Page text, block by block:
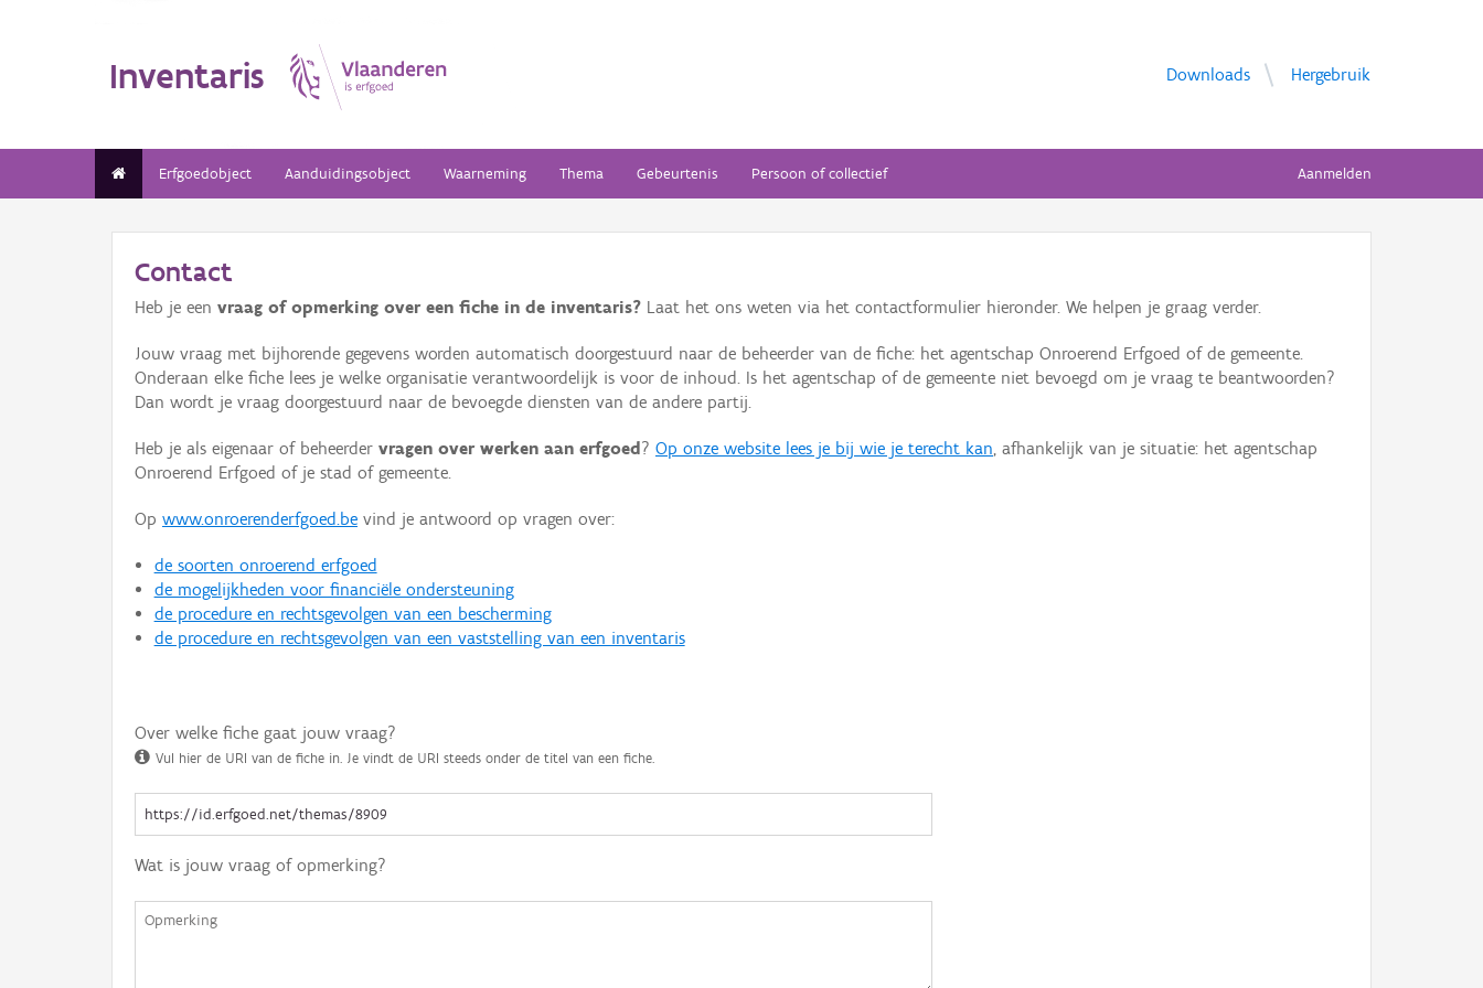
Inventaris Downloads Hergebruik
Erfgoedobject Aanduidingsobject Waarneming Thema Gebeurtenis Persoon of collectief Aanmelden
Contact
Heb je een vraag of opmerking over een fiche in de inventaris? Laat het ons weten via het contactformulier hieronder. We helpen je graag verder.
Jouw vraag met bijhorende gegevens worden automatisch doorgestuurd naar de beheerder van de fiche: het agentschap Onroerend Erfgoed of de gemeente.
Onderaan elke fiche lees je welke organisatie verantwoordelijk is voor de inhoud. Is het agentschap of de gemeente niet bevoegd om je vraag te beantwoorden?
Dan wordt je vraag doorgestuurd naar de bevoegde diensten van de andere partij.
Heb je als eigenaar of beheerder vragen over werken aan erfgoed ? Op onze website lees je bij wie je terecht kan, afhankelijk van je situatie: het agentschap
Onroerend Erfgoed of je stad of gemeente.
Op www.onroerenderfgoed.be vind je antwoord op vragen over:
de soorten onroerend erfgoed
de mogelijkheden voor financiële ondersteuning
de procedure en rechtsgevolgen van een bescherming
de procedure en rechtsgevolgen van een vaststelling van een inventaris
Over welke fiche gaat jouw vraag?
Vul hier de URI van de fiche in. Je vindt de URI steeds onder de titel van een fiche.
Wat is jouw vraag of opmerking?